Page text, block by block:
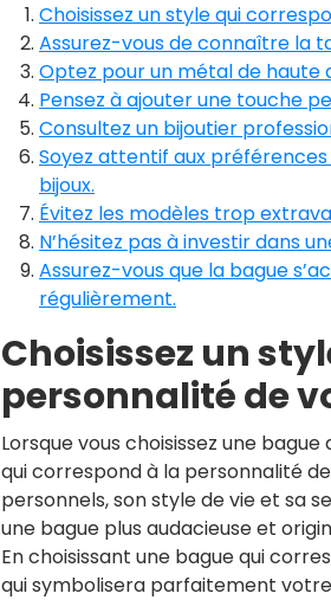
Choisissez un style qui
Assurez-vous de connaître la
Optez pour un métal de haute
Pensez à ajouter une touche
Consultez un bijoutier
Soyez attentif aux
bijoux.
Évitez les modèles trop
N’hésitez pas à investir dans
Assurez-vous que la bague
régulièrement.
Choisissez un
personnalité de
Lorsque vous choisissez une
qui correspond à la personnalité
personnels, son style de vie et sa
une bague plus audacieuse et
En choisissant une bague qui
qui symbolisera parfaitement